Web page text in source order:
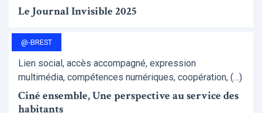
Le Journal Invisible 2025
@-BREST
Lien social, accès accompagné, expression
multimédia, compétences numériques, coopération, (…)
Ciné ensemble, Une perspective au service des
habitants